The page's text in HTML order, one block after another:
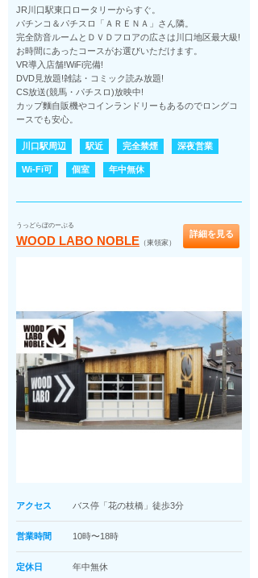
JR川口駅東口ロータリーからすぐ。
パチンコ＆パチスロ「ＡＲＥＮＡ」さん隣。
完全防音ルームとＤＶＤフロアの広さは川口地区最大級!
お時間にあったコースがお選びいただけます。
VR導入店舗!WiFi完備!
DVD見放題!雑誌・コミック読み放題!
CS放送(競馬・パチスロ)放映中!
カップ麵自販機やコインランドリーもあるのでロングコ
ースでも安心。
川口駅周辺 駅近 完全禁煙 深夜営業
Wi-Fi可 個室 年中無休
うっどらぼのーぶる
WOOD LABO NOBLE （東領家）
詳細を見る
アクセス バス停「花の枝橋」徒歩3分
営業時間 10時〜18時
定休日 年中無休